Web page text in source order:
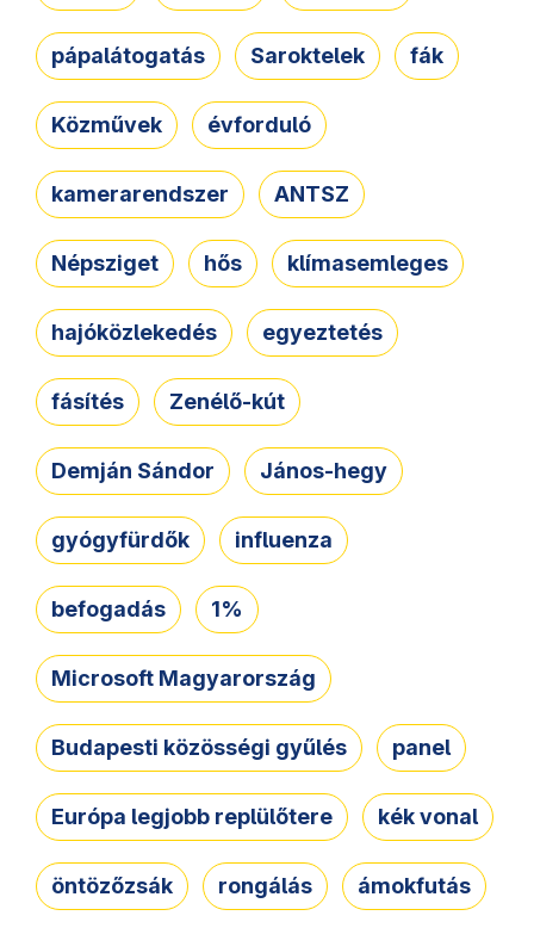
pápalátogatás Saroktelek fák
Közművek évforduló
kamerarendszer ANTSZ
Népsziget hős klímasemleges
hajóközlekedés egyeztetés
fásítés Zenélő-kút
Demján Sándor János-hegy
gyógyfürdők influenza
befogadás 1%
Microsoft Magyarország
Budapesti közösségi gyűlés panel
Európa legjobb replülőtere kék vonal
öntözőzsák rongálás ámokfutás